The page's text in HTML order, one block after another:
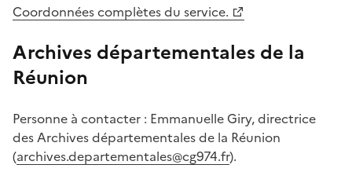
Coordonnées complètes du service.
Archives départementales de la
Réunion
Personne à contacter : Emmanuelle Giry, directrice
des Archives départementales de la Réunion
(archives.departementales@cg974.fr).